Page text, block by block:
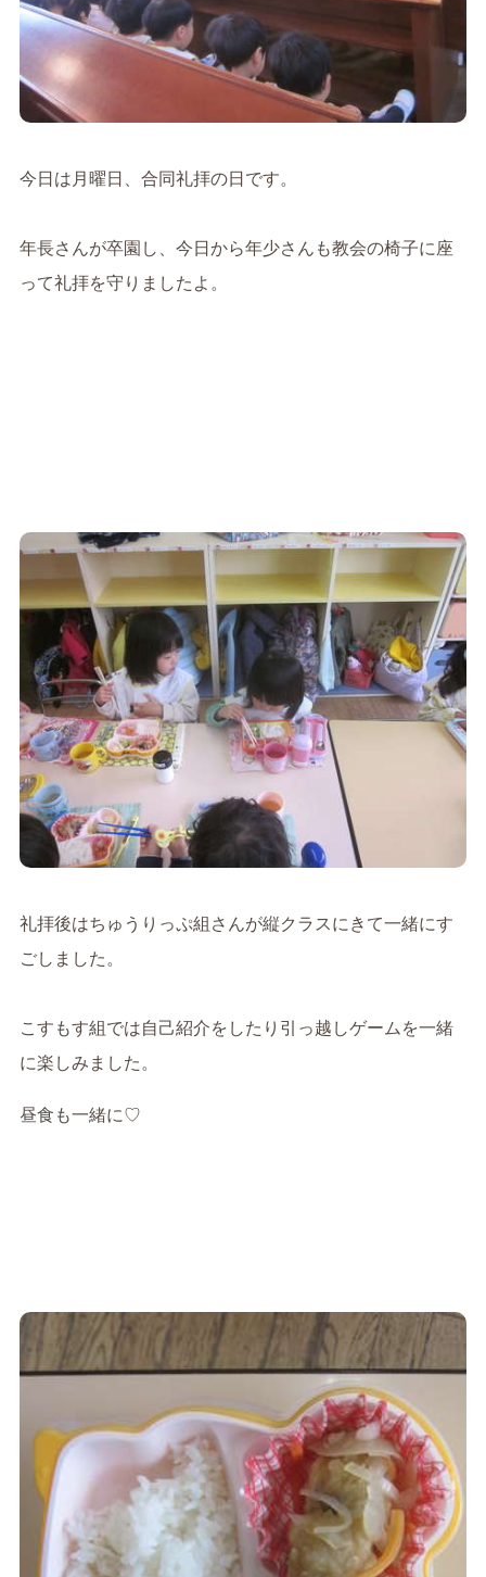
今日は月曜日、合同礼拝の日です。
年長さんが卒園し、今日から年少さんも教会の椅子に座
って礼拝を守りましたよ。
礼拝後はちゅうりっぷ組さんが縦クラスにきて一緒にす
ごしました。
こすもす組では自己紹介をしたり引っ越しゲームを一緒
に楽しみました。
昼食も一緒に♡